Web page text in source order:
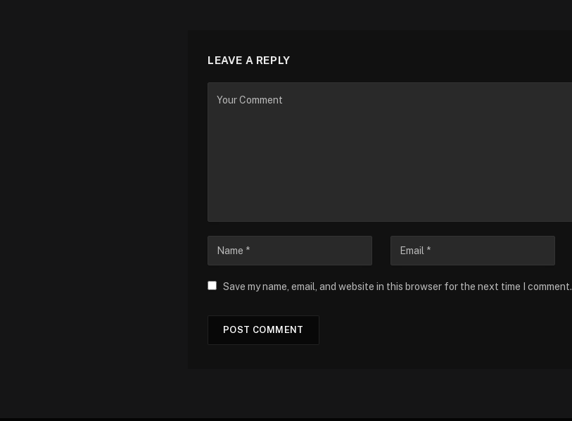
LEAVE A REPLY
Save my name, email, and website in this browser for the next time I comment.